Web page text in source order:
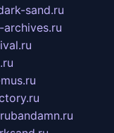
sand.ru
archives.ru
bandamn.ru